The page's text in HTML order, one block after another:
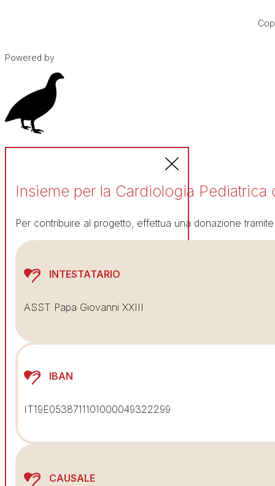
Powered by
Insieme per la Cardiologia Pediatrica
Per contribuire al progetto, effettua una donazione
INTESTATARIO
ASST Papa Giovanni XXIII
IBAN
IT19E0538711101000049322299
CAUSALE